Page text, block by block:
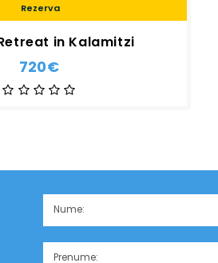
Rezerva
in Kalamitzi
720€